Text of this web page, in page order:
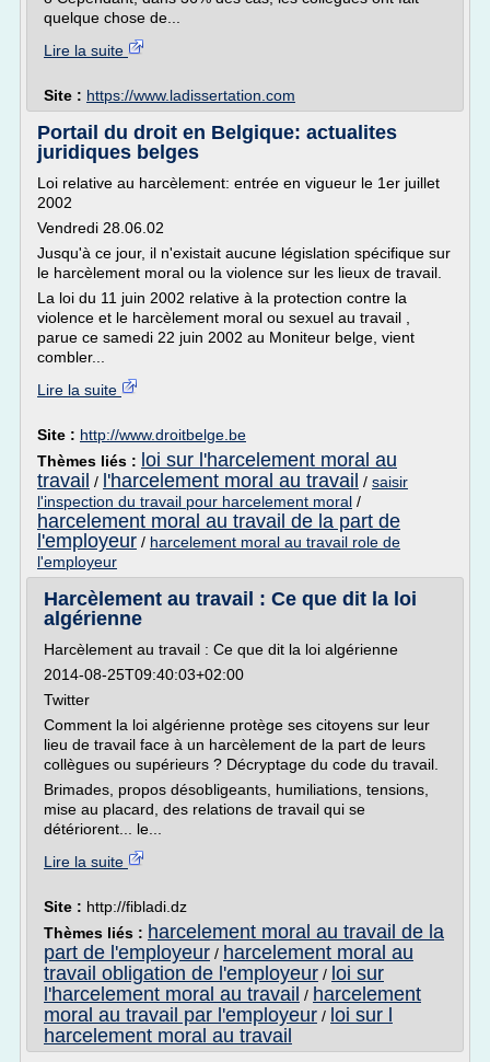
quelque chose de...
Lire la suite
Site : https://www.ladissertation.com
Portail du droit en Belgique: actualites
juridiques belges
Loi relative au harcèlement: entrée en vigueur le 1er juillet
2002
Vendredi 28.06.02
Jusqu'à ce jour, il n'existait aucune législation spécifique sur
le harcèlement moral ou la violence sur les lieux de travail.
La loi du 11 juin 2002 relative à la protection contre la
violence et le harcèlement moral ou sexuel au travail ,
parue ce samedi 22 juin 2002 au Moniteur belge, vient
combler...
Lire la suite
Site : http://www.droitbelge.be
Thèmes liés : loi sur l'harcelement moral au
travail / l'harcelement moral au travail / saisir
l'inspection du travail pour harcelement moral /
harcelement moral au travail de la part de
l'employeur / harcelement moral au travail role de
l'employeur
Harcèlement au travail : Ce que dit la loi
algérienne
Harcèlement au travail : Ce que dit la loi algérienne
2014-08-25T09:40:03+02:00
Twitter
Comment la loi algérienne protège ses citoyens sur leur
lieu de travail face à un harcèlement de la part de leurs
collègues ou supérieurs ? Décryptage du code du travail.
Brimades, propos désobligeants, humiliations, tensions,
mise au placard, des relations de travail qui se
détériorent... le...
Lire la suite
Site : http://fibladi.dz
Thèmes liés : harcelement moral au travail de la
part de l'employeur / harcelement moral au
travail obligation de l'employeur / loi sur
l'harcelement moral au travail / harcelement
moral au travail par l'employeur / loi sur l
harcelement moral au travail